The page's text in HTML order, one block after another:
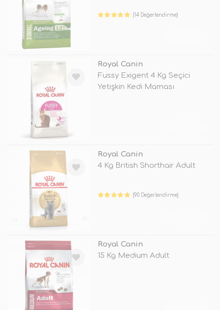
(14 Değerlendirme)
Royal Canin
Fussy Exigent 4 Kg Seçici
Yetişkin Kedi Maması
Royal Canin
4 Kg British Shorthair Adult
(90 Değerlendirme)
Royal Canin
15 Kg Medium Adult